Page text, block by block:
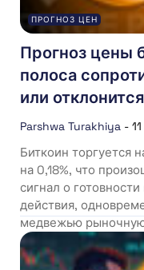
ПРОГНОЗ ЦЕН
Прогноз цены
полоса
или
Parshwa Turakhiya -
Биткоин торгуется
на 0,18%, что
сигнал о
действия,
медвежью